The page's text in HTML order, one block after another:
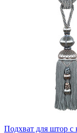
Подхват для штор с